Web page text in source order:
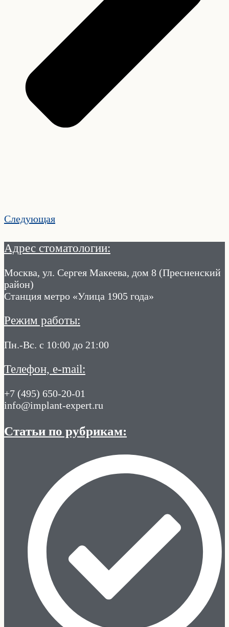
Следующая
Адрес стоматологии:
Москва, ул. Сергея Макеева, дом 8 (Пресненский
район)
Станция метро «Улица 1905 года»
Режим работы:
Пн.-Вс. с 10:00 до 21:00
Телефон, e-mail:
+7 (495) 650-20-01
info@implant-expert.ru
Статьи по рубрикам: